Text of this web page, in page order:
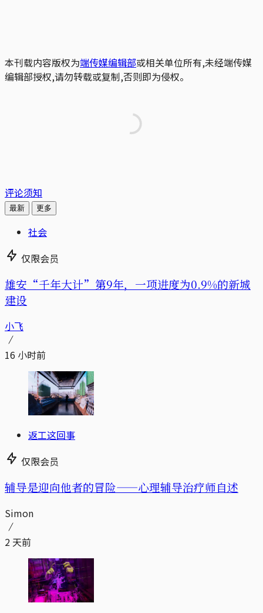
本刊载内容版权为端传媒编辑部或相关单位所有,未经端传媒
编辑部授权,请勿转载或复制,否则即为侵权。
评论须知
最新 更多
社会
仅限会员
雄安“千年大计”第9年，一项进度为0.9%的新城
建设
小飞
16 小时前
返工这回事
仅限会员
辅导是迎向他者的冒险——心理辅导治疗师自述
Simon
2 天前